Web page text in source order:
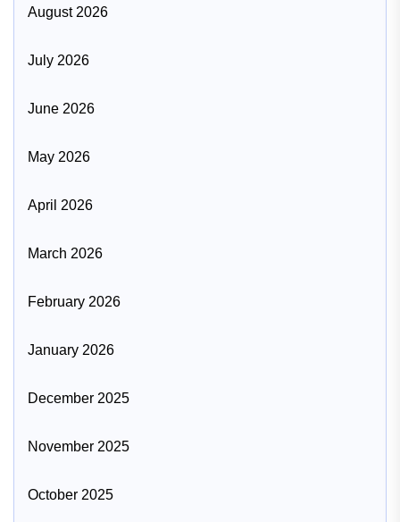
August 2026
July 2026
June 2026
May 2026
April 2026
March 2026
February 2026
January 2026
December 2025
November 2025
October 2025